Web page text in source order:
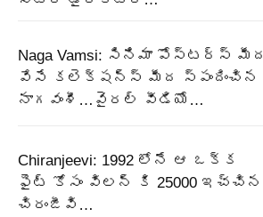
Naga Vamsi: సినిమా పోస్టర్స్ మీద
వేసే కలెక్షన్స్ మీద స్పందించిన
నాగవంశీ…వైరల్ వీడియో…
Chiranjeevi: 1992 లోనే ఆ ఒక్క
ఫైట్ కోసం విలన్ కి 25000 ఇచ్చిన
చిరంజీవి…